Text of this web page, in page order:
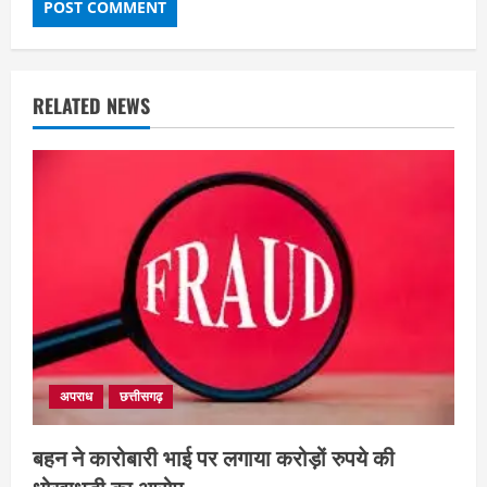
RELATED NEWS
अपराध छत्तीसगढ़
बहन ने कारोबारी भाई पर लगाया करोड़ों रुपये की
EDUCATION छत्तीसगढ़ राज्य लाइफ स्टाइल
मैक में इंटीरियर डिजाइन विभाग ने मनाया
राष्ट्रीय हथकरघा दिवस